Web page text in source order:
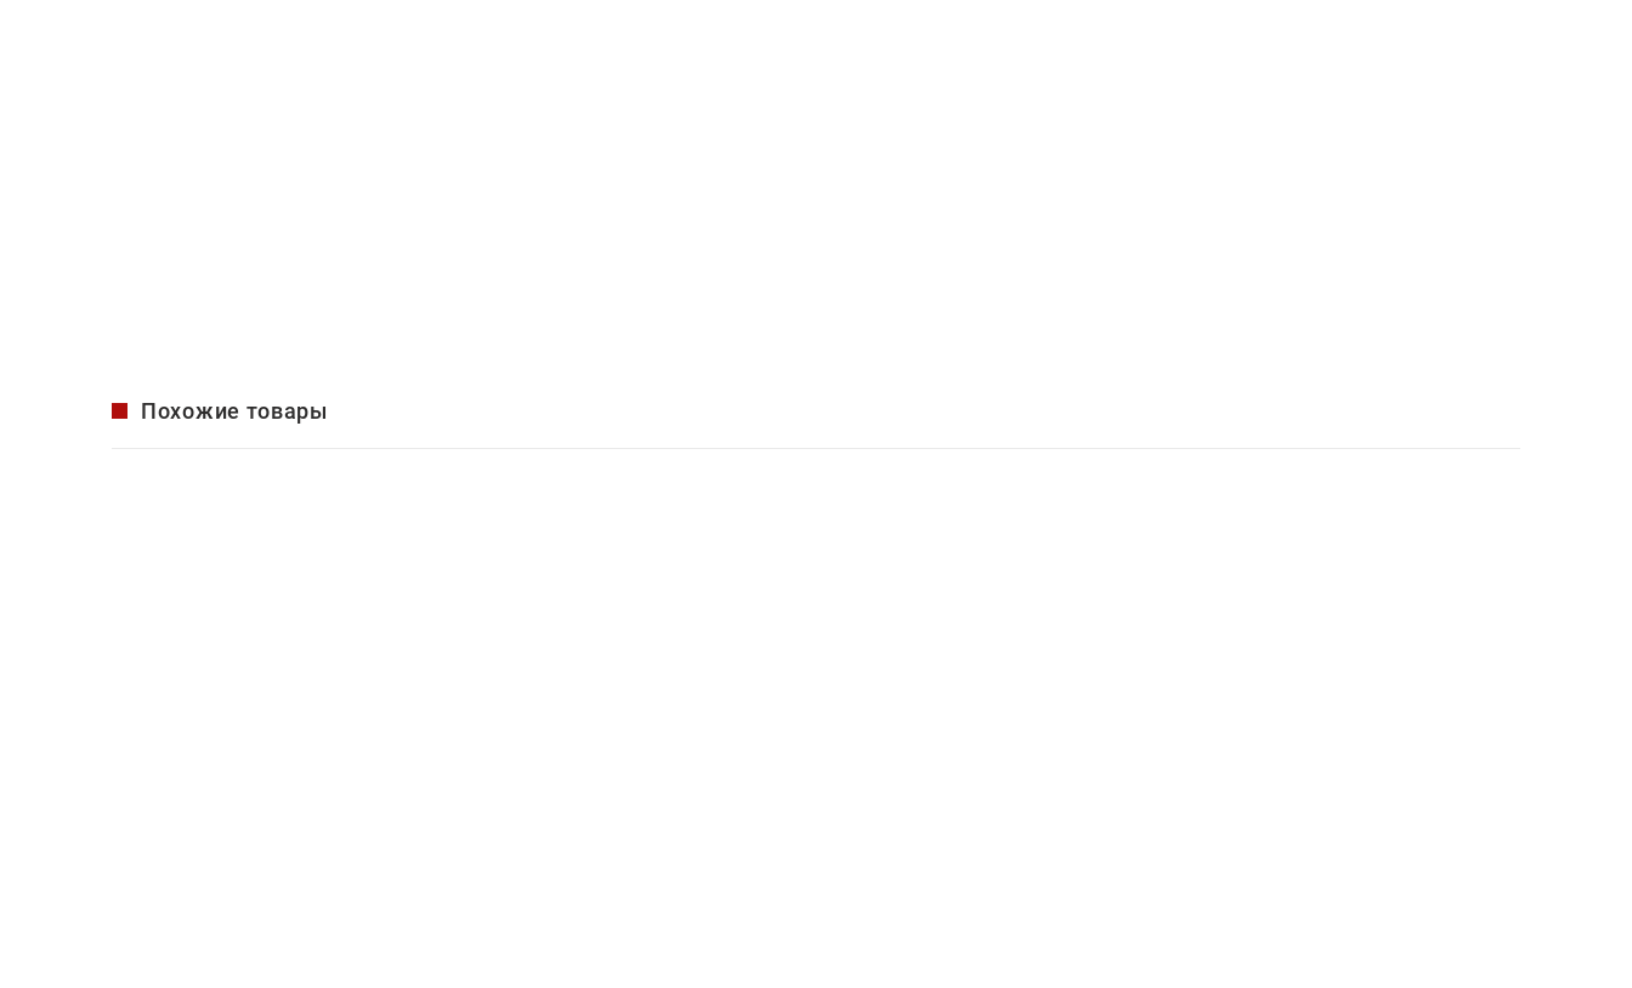
Похожие товары